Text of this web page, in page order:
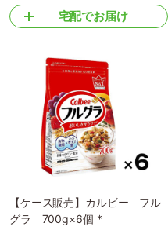
宅配でお届け
【ケース販売】カルビー フル
グラ 700g×6個 *